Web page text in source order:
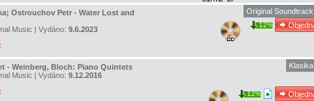
Ostrouchov Petr - Water Lost and
Music | Vydáno: 9.6.2023
Original Soundtrack
12%
- Weinberg, Bloch: Piano Quintets
Music | Vydáno: 9.12.2016
Klasika
12%